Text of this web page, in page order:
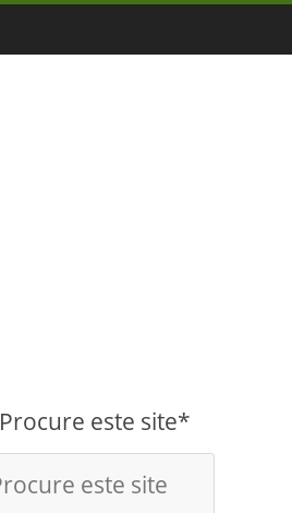
Procure este site*